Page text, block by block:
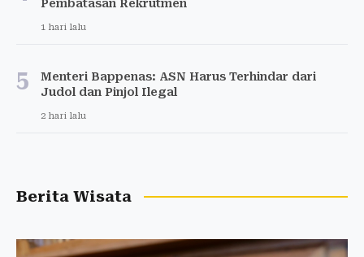
Pembatasan Rekrutmen
1 hari lalu
5
Menteri Bappenas: ASN Harus Terhindar dari
Judol dan Pinjol Ilegal
2 hari lalu
Berita Wisata